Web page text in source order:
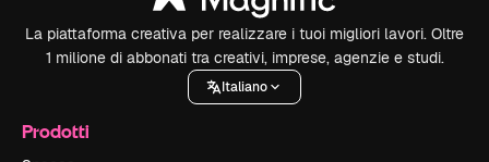
La piattaforma creativa per realizzare i tuoi migliori lavori. Oltre
1 milione di abbonati tra creativi, imprese, agenzie e studi.
Italiano
Prodotti